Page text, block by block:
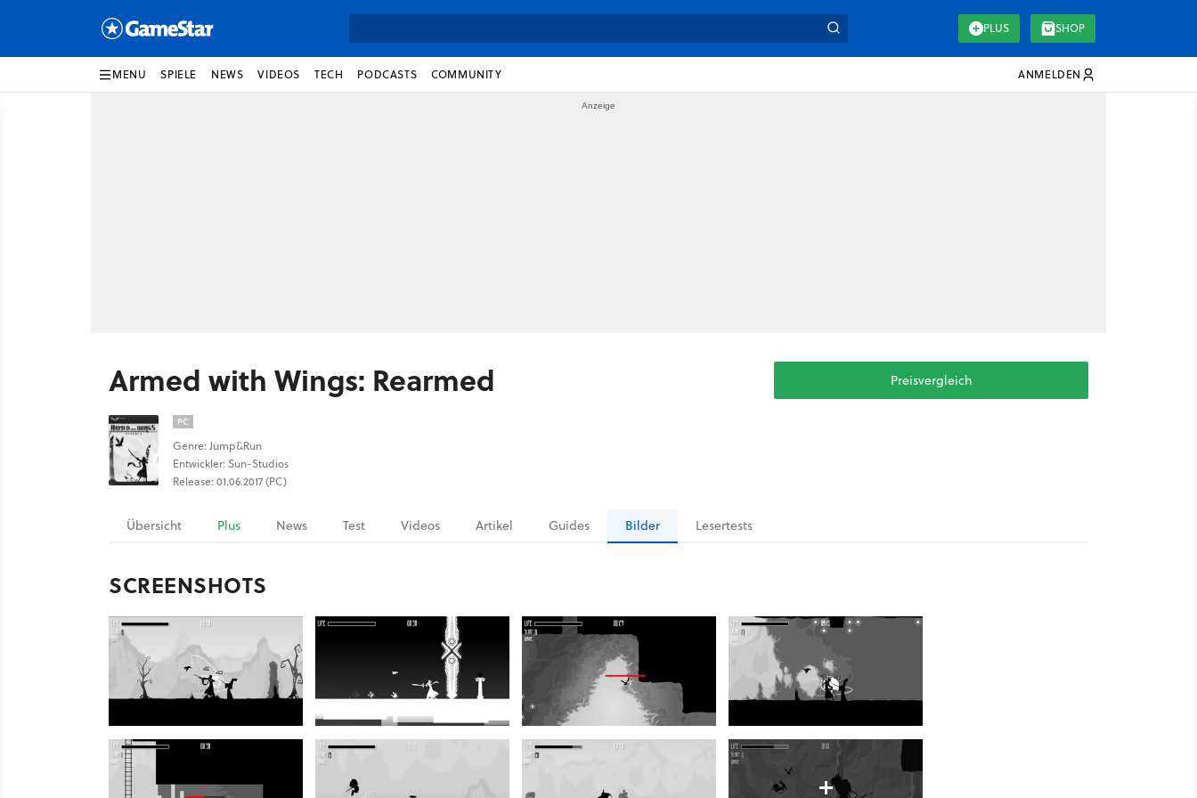
PLUS SHOP
MENU SPIELE NEWS VIDEOS TECH PODCASTS COMMUNITY ANMELDEN
Armed with Wings: Rearmed
PC
Genre: Jump&Run
Entwickler: Sun-Studios
Release: 01.06.2017 (PC)
Preisvergleich
Übersicht Plus News Test Videos Artikel Guides Bilder Lesertests
SCREENSHOTS